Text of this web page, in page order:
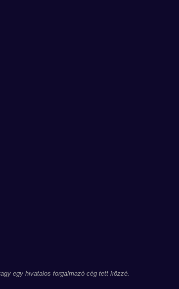
egy hivatalos forgalmazó cég tett közzé.